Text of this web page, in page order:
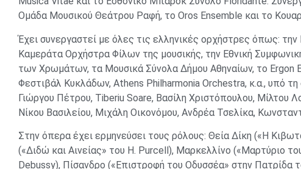
Ομάδα Μουσικού Θεάτρου Ραφή, το Oros Ensemble και το
Έχει συνεργαστεί με όλες τις ελληνικές ορχήστρες όπως:
Καμεράτα Ορχήστρα Φίλων της μουσικής, την Εθνική
των Χρωμάτων, τα Μουσικά Σύνολα Δήμου Αθηναίων, το Ergon
Φεστιβάλ Κυκλάδων, Athens Philharmonia Orchestra, κ.α., υπό
Γιώργου Πέτρου, Tiberiu Soare, Βασίλη Χριστόπουλου, Μίλτου
Νίκου Βασιλείου, Μιχάλη Οικονόμου, Ανδρέα Τσελίκα,
Στην όπερα έχει ερμηνεύσει τους ρόλους: Θεία Δίκη («Η
(«Διδώ και Αινείας» του H. Purcell), Μαρκελλίνο («Μαρτύριο
Debussy), Πίσανδρο («Επιστροφή του Οδυσσέα» στην Πατρίδα